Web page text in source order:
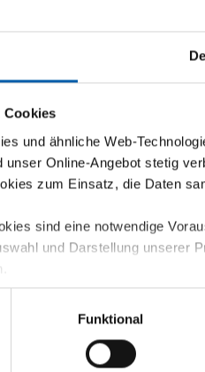
Cookies
und ähnliche Web-
unser Online-Angebot stetig
zum Einsatz, die Daten
sind eine notwendige
und Darstellung unserer
Angebote, Anzeigen
und Tracking-Zwecke zur
Diese übermitteln wir
Funktional